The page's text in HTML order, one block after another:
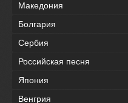
Македония
Болгария
Сербия
Российская песня
Япония
Венгрия